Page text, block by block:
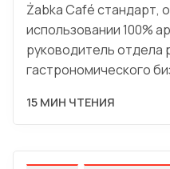
Żabka Café стандарт,
использовании 100%
руководитель отдела
гастрономического
15 МИН ЧТЕНИЯ